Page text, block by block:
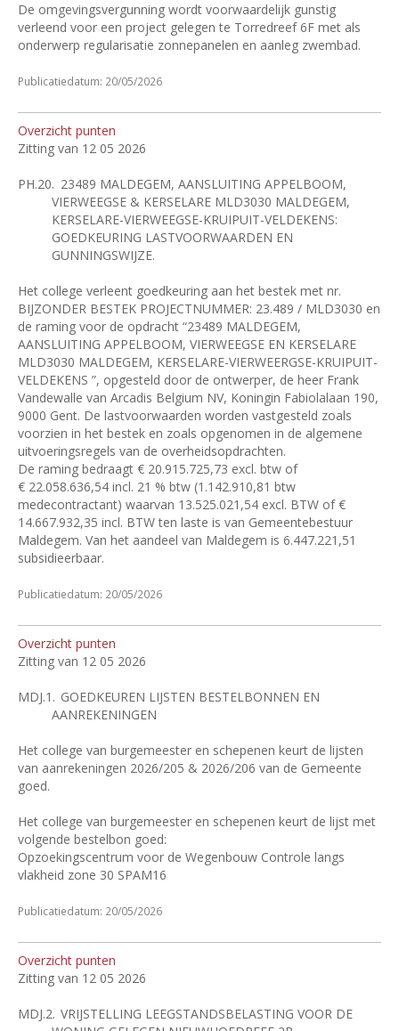
De omgevingsvergunning wordt voorwaardelijk gunstig
verleend voor een project gelegen te Torredreef 6F met als
onderwerp regularisatie zonnepanelen en aanleg zwembad.
Publicatiedatum: 20/05/2026
Overzicht punten
Zitting van 12 05 2026
PH.20. 23489 MALDEGEM, AANSLUITING APPELBOOM,
VIERWEEGSE & KERSELARE MLD3030 MALDEGEM,
KERSELARE-VIERWEEGSE-KRUIPUIT-VELDEKENS:
GOEDKEURING LASTVOORWAARDEN EN
GUNNINGSWIJZE.
Het college verleent goedkeuring aan het bestek met nr.
BIJZONDER BESTEK PROJECTNUMMER: 23.489 / MLD3030 en
de raming voor de opdracht “23489 MALDEGEM,
AANSLUITING APPELBOOM, VIERWEEGSE EN KERSELARE
MLD3030 MALDEGEM, KERSELARE-VIERWEERGSE-KRUIPUIT-
VELDEKENS ”, opgesteld door de ontwerper, de heer Frank
Vandewalle van Arcadis Belgium NV, Koningin Fabiolalaan 190,
9000 Gent. De lastvoorwaarden worden vastgesteld zoals
voorzien in het bestek en zoals opgenomen in de algemene
uitvoeringsregels van de overheidsopdrachten.
De raming bedraagt € 20.915.725,73 excl. btw of
€ 22.058.636,54 incl. 21 % btw (1.142.910,81 btw
medecontractant) waarvan 13.525.021,54 excl. BTW of €
14.667.932,35 incl. BTW ten laste is van Gemeentebestuur
Maldegem. Van het aandeel van Maldegem is 6.447.221,51
subsidieerbaar.
Publicatiedatum: 20/05/2026
Overzicht punten
Zitting van 12 05 2026
MDJ.1. GOEDKEUREN LIJSTEN BESTELBONNEN EN
AANREKENINGEN
Het college van burgemeester en schepenen keurt de lijsten
van aanrekeningen 2026/205 & 2026/206 van de Gemeente
goed.
Het college van burgemeester en schepenen keurt de lijst met
volgende bestelbon goed:
Opzoekingscentrum voor de Wegenbouw Controle langs
vlakheid zone 30 SPAM16
Publicatiedatum: 20/05/2026
Overzicht punten
Zitting van 12 05 2026
MDJ.2. VRIJSTELLING LEEGSTANDSBELASTING VOOR DE